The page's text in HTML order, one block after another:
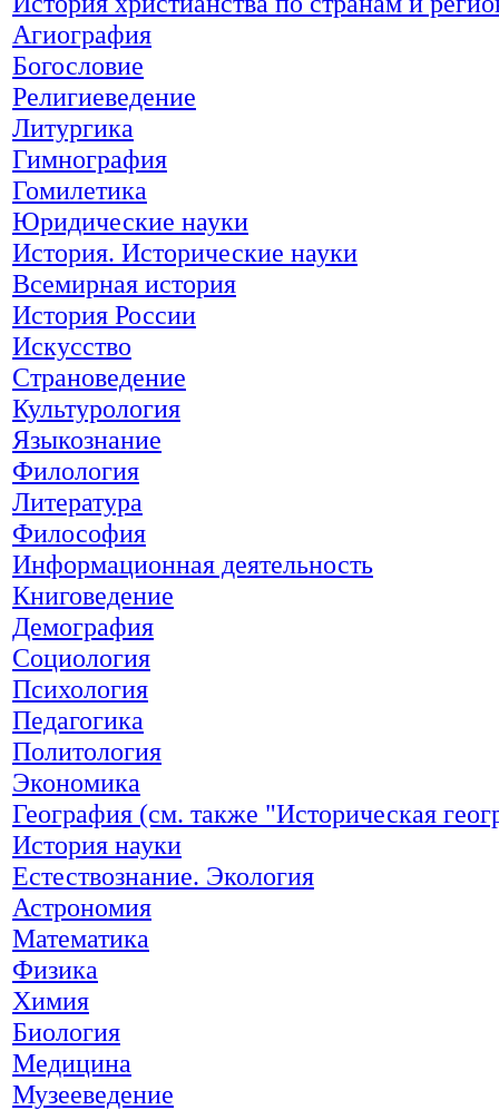
Агиография
Богословие
Религиеведение
Литургика
Гимнография
Гомилетика
Юридические науки
История. Исторические науки
Всемирная история
История России
Искусство
Страноведение
Культурология
Языкознание
Филология
Литература
Философия
Информационная деятельность
Книговедение
Демография
Социология
Психология
Педагогика
Политология
Экономика
География (см. также "Историческая
История науки
Естествознание. Экология
Астрономия
Математика
Физика
Химия
Биология
Медицина
Музееведение